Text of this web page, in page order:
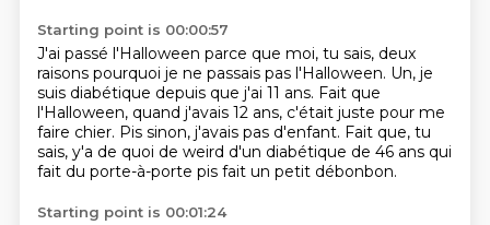
Starting point is 00:00:57
J'ai passé l'Halloween parce que moi, tu sais, deux
raisons pourquoi je ne passais pas l'Halloween. Un, je
suis diabétique depuis que j'ai 11 ans. Fait que
l'Halloween, quand j'avais 12 ans, c'était juste pour me
faire chier. Pis sinon, j'avais pas d'enfant. Fait que, tu
sais, y'a de quoi de weird d'un diabétique de 46 ans qui
fait du porte-à-porte pis fait un petit débonbon.
Starting point is 00:01:24